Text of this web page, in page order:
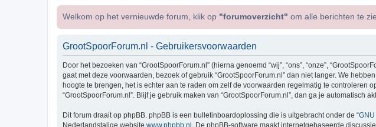
Welkom op het vernieuwde forum, klik op "forumoverzicht" om alle berichten te
GrootSpoorForum.nl - Gebruikersvoorwaarden
Door het bezoeken van “GrootSpoorForum.nl” (hierna genoemd “wij”, “ons”, “onze”,
gaat met deze voorwaarden, bezoek of gebruik “GrootSpoorForum.nl” dan niet langer. We
hoogte te brengen, het is echter aan te raden om zelf de voorwaarden regelmatig te
“GrootSpoorForum.nl”. Blijf je gebruik maken van “GrootSpoorForum.nl”, dan ga je automatisch
Dit forum draait op phpBB. phpBB is een bulletinboardoplossing die is uitgebracht onder de “
Nederlandstalige website www.phpbb.nl . De phpBB-software maakt internetgebaseerde